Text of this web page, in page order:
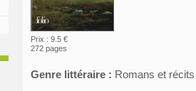
Prix : 9.5 €
272 pages
Genre littéraire : Romans et récits